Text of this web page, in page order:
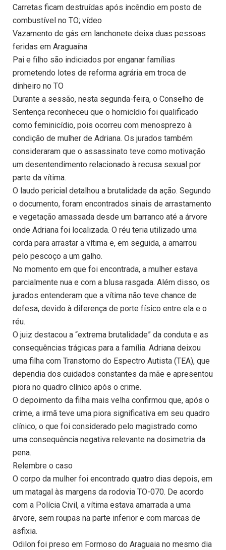
Carretas ficam destruídas após incêndio em posto de
combustível no TO; vídeo
Vazamento de gás em lanchonete deixa duas pessoas
feridas em Araguaína
Pai e filho são indiciados por enganar famílias
prometendo lotes de reforma agrária em troca de
dinheiro no TO
Durante a sessão, nesta segunda-feira, o Conselho de
Sentença reconheceu que o homicídio foi qualificado
como feminicídio, pois ocorreu com menosprezo à
condição de mulher de Adriana. Os jurados também
consideraram que o assassinato teve como motivação
um desentendimento relacionado à recusa sexual por
parte da vítima.
O laudo pericial detalhou a brutalidade da ação. Segundo
o documento, foram encontrados sinais de arrastamento
e vegetação amassada desde um barranco até a árvore
onde Adriana foi localizada. O réu teria utilizado uma
corda para arrastar a vítima e, em seguida, a amarrou
pelo pescoço a um galho.
No momento em que foi encontrada, a mulher estava
parcialmente nua e com a blusa rasgada. Além disso, os
jurados entenderam que a vítima não teve chance de
defesa, devido à diferença de porte físico entre ela e o
réu.
O juiz destacou a “extrema brutalidade” da conduta e as
consequências trágicas para a família. Adriana deixou
uma filha com Transtorno do Espectro Autista (TEA), que
dependia dos cuidados constantes da mãe e apresentou
piora no quadro clínico após o crime.
O depoimento da filha mais velha confirmou que, após o
crime, a irmã teve uma piora significativa em seu quadro
clínico, o que foi considerado pelo magistrado como
uma consequência negativa relevante na dosimetria da
pena.
Relembre o caso
O corpo da mulher foi encontrado quatro dias depois, em
um matagal às margens da rodovia TO-070. De acordo
com a Polícia Civil, a vítima estava amarrada a uma
árvore, sem roupas na parte inferior e com marcas de
asfixia.
Odilon foi preso em Formoso do Araguaia no mesmo dia